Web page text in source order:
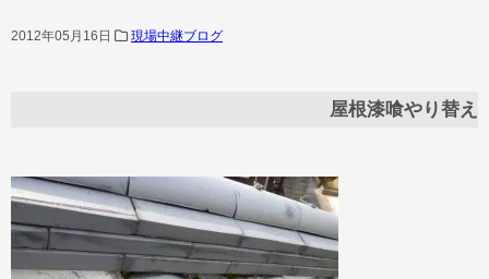
2012年05月16日 現場中継ブログ
屋根漆喰やり替え